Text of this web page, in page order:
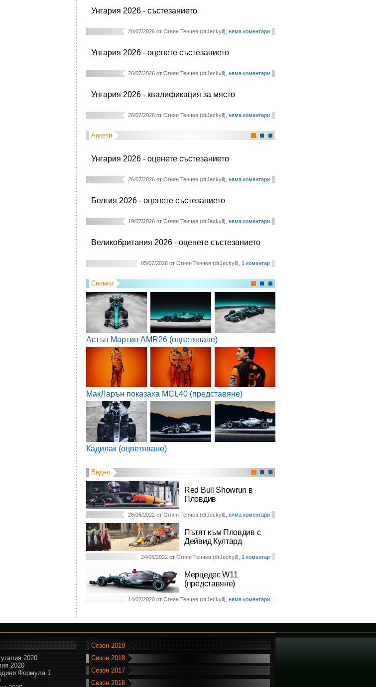
Унгария 2026 - състезанието
28/07/2026 от Огнян Тенчев (drJeckyll), няма коментари
Унгария 2026 - оценете състезанието
26/07/2026 от Огнян Тенчев (drJeckyll), няма коментари
Унгария 2026 - квалификация за място
26/07/2026 от Огнян Тенчев (drJeckyll), няма коментари
Анкети
Унгария 2026 - оценете състезанието
26/07/2026 от Огнян Тенчев (drJeckyll), няма коментари
Белгия 2026 - оценете състезанието
19/07/2026 от Огнян Тенчев (drJeckyll), няма коментари
Великобритания 2026 - оценете състезанието
05/07/2026 от Огнян Тенчев (drJeckyll), 1 коментар
Снимки
Астън Мартин AMR26 (оцветяване)
МакЛарън показаха MCL40 (представяне)
Кадилак (оцветяване)
Видео
Red Bull Showrun в
Пловдив
26/06/2022 от Огнян Тенчев (drJeckyll), няма коментари
Пътят към Пловдив с
Дейвид Култард
24/06/2022 от Огнян Тенчев (drJeckyll), 1 коментар
Мерцедес W11
(представяне)
14/02/2020 от Огнян Тенчев (drJeckyll), няма коментари
2020
2020
Формула 1
Сезон 2019
Сезон 2018
Сезон 2017
Сезон 2016